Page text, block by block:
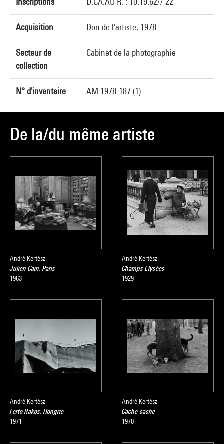
Acquisition Don de l'artiste, 1978
Secteur de
collection
Cabinet de la photographie
N° d'inventaire AM 1978-187 (1)
De la/du même artiste
André Kertész
Julien Caïn, Paris
1963
André Kertész
Champs Elysées
1929
André Kertész
Fertö Rakos, Hongrie
1971
André Kertész
Cache-cache
1970